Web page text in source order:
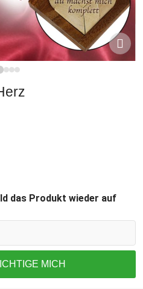
das Produkt wieder auf
MICH